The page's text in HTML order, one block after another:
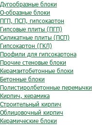
Дугообразные блоки
O-образные блоки
ПГП, ПСП, гипсокартон
Гипсовые плиты (ПГП)
Силикатные плиты (ПСП)
Гипсокартон (ГКЛ)
Профили для гипсокартона
Прочие стеновые блоки
Керамзитобетонные блоки
Бетонные блоки
Полистиролбетонные перемычки
Кирпич, керамика
Строительный кирпич
Облицовочный кирпич
Керамические блоки